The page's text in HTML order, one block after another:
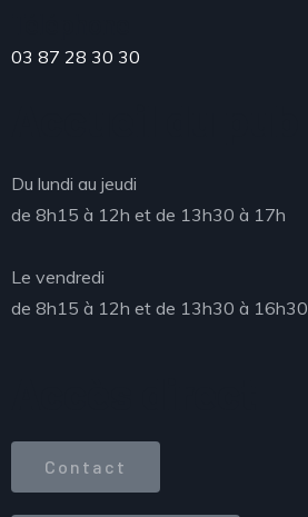
03 87 28 30 30
Du lundi au jeudi
de 8h15 à 12h et de 13h30 à 17h
Le vendredi
de 8h15 à 12h et de 13h30 à 16h30
Contact